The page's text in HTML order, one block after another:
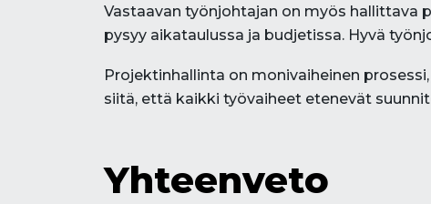
Vastaavan työnjohtajan on myös hallittava
pysyy aikataulussa ja budjetissa. Hyvä
Projektinhallinta on monivaiheinen
siitä, että kaikki työvaiheet etenevät
Yhteenveto